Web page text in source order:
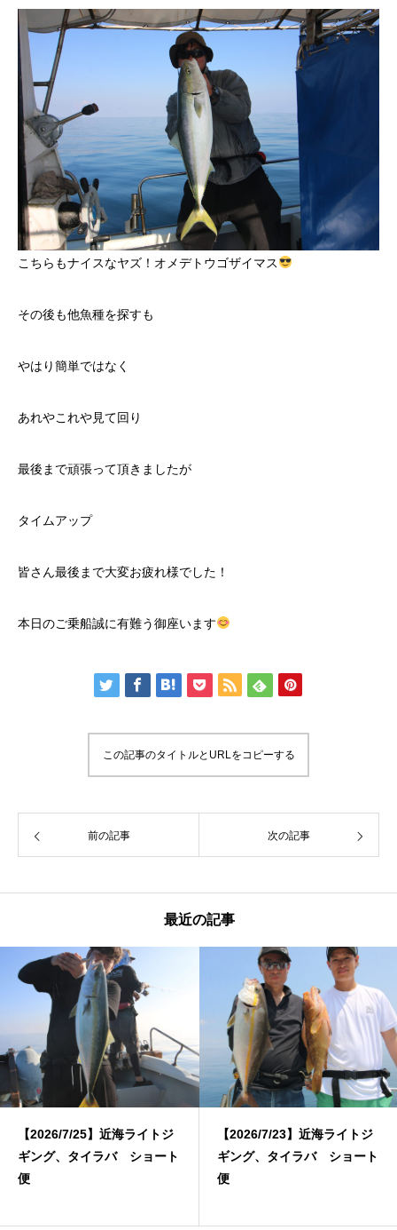
こちらもナイスなヤズ！オメデトウゴザイマス
その後も他魚種を探すも
やはり簡単ではなく
あれやこれや見て回り
最後まで頑張って頂きましたが
タイムアップ
皆さん最後まで大変お疲れ様でした！
本日のご乗船誠に有難う御座います
この記事のタイトルとURLをコピーする
前の記事 次の記事
最近の記事
【2026/7/25】近海ライトジ
ギング、タイラバ ショート
便
【2026/7/23】近海ライトジ
ギング、タイラバ ショート
便